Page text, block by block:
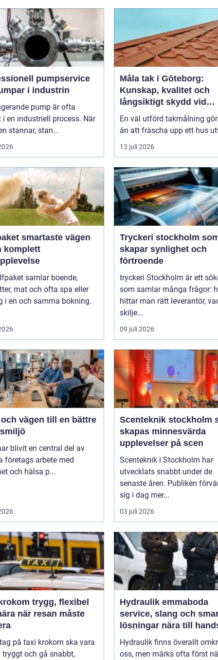
pumpservice
i industrin
pump är ofta
i en industriell process. När
stannar, stan...
Måla tak i Göteborg:
Kunskap, kvalitet och
långsiktigt skydd vid
takmålning i Göteborg
En väl utförd takmålning
än att fräscha upp ett hus
13 juli 2026
vägen
komplett
samlar boende,
mat och ofta spa eller
i en och samma bokning.
Tryckeri stockholm
skapar synlighet och
förtroende
tryckeri Stockholm är ett
som samlar många frågor:
hittar man rätt leverantör,
skilje...
09 juli 2026
vägen till en bättre
blivit en central del av
företags arbete med
och hälsa p...
Scenteknik stockholm så
skapas minnesvärda
upplevelser på scen
Scenteknik i Stockholm har
utvecklats snabbt under de
senaste åren. Publiken
sig i dag mer...
03 juli 2026
trygg, flexibel
när resan måste
på taxi krokom ska vara
tryggt och gå snabbt,
Hydraulik emmaboda
service, slang och
lösningar nära till
Hydraulik finns överallt
oss, men märks ofta först